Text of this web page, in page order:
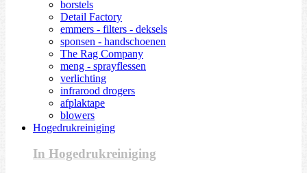
borstels
Detail Factory
emmers - filters - deksels
sponsen - handschoenen
The Rag Company
meng - sprayflessen
verlichting
infrarood drogers
afplaktape
blowers
Hogedrukreiniging
In Hogedrukreiniging